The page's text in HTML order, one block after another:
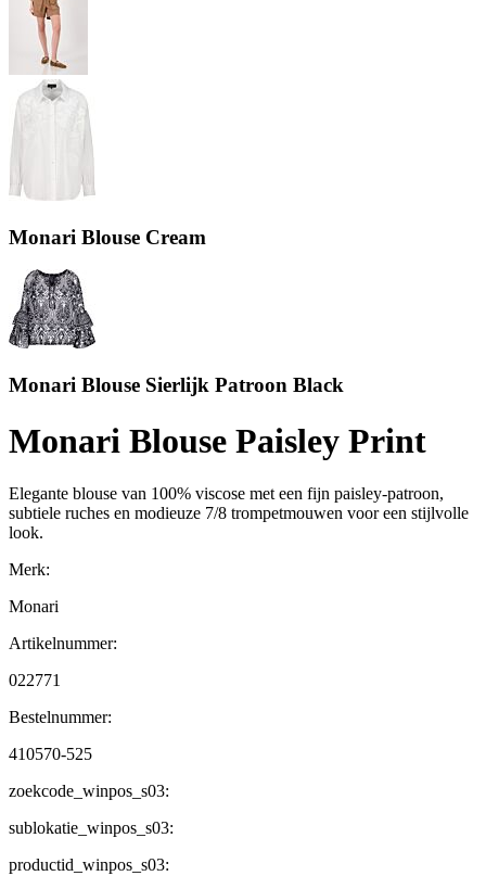
Monari Blouse Cream
Monari Blouse Sierlijk Patroon Black
Monari Blouse Paisley Print
Elegante blouse van 100% viscose met een fijn paisley-patroon,
subtiele ruches en modieuze 7/8 trompetmouwen voor een stijlvolle
look.
Merk:
Monari
Artikelnummer:
022771
Bestelnummer:
410570-525
zoekcode_winpos_s03:
sublokatie_winpos_s03:
productid_winpos_s03: